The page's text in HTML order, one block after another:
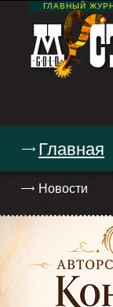
ГЛАВНЫЙ
Главная
Новости